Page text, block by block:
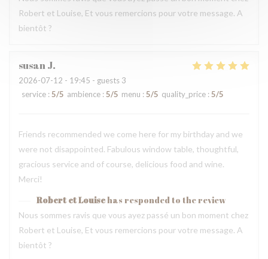
Robert et Louise, Et vous remercions pour votre message. A
bientôt ?
susanJ
2026-07-12 - 19:45 - guests 3
service : 5/5 ambience :5/5 menu :5/5 quality_price : 5/5
Friends recommended we come here for my birthday and we
were not disappointed. Fabulous window table, thoughtful,
gracious service and of course, delicious food and wine.
Merci!
Robert et Louisehas responded to the review
Nous sommes ravis que vous ayez passé un bon moment chez
Robert et Louise, Et vous remercions pour votre message. A
bientôt ?